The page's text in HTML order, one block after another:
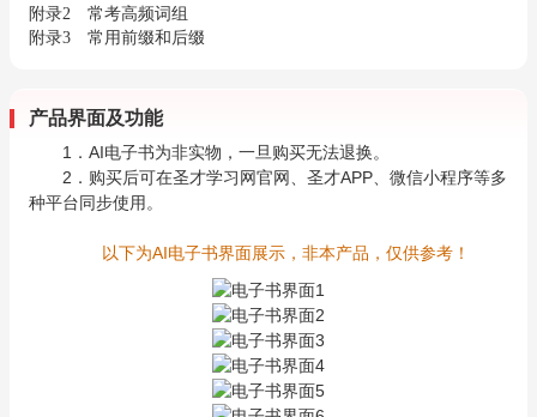
附录2 常考高频词组
附录3 常用前缀和后缀
产品界面及功能
1．AI电子书为非实物，一旦购买无法退换。
2．购买后可在圣才学习网官网、圣才APP、微信小程序等多
种平台同步使用。
以下为AI电子书界面展示，非本产品，仅供参考！